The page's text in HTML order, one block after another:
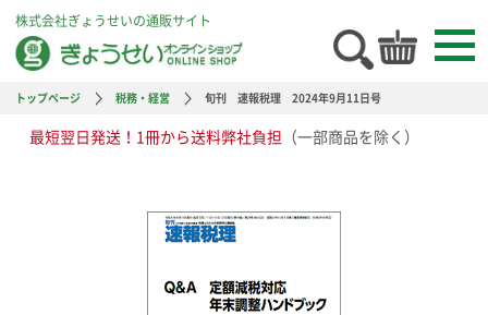
株式会社ぎょうせいの通販サイト
トップページ 税務・経営 旬刊 速報税理 2024年9月11日号
最短翌日発送！1冊から送料弊社負担 （一部商品を除く）